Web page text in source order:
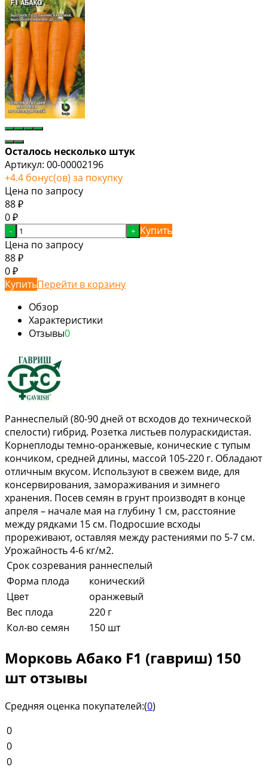
Осталось несколько штук
Артикул: 00-00002196
+4.4 бонус(ов) за покупку
Цена по запросу
88 ₽
0 ₽
- + Купить
Цена по запросу
88 ₽
0 ₽
КупитьПерейти в корзину
Обзор
Характеристики
Отзывы0
Раннеспелый (80-90 дней от всходов до технической
спелости) гибрид. Розетка листьев полураскидистая.
Корнеплоды темно-оранжевые, конические с тупым
кончиком, средней длины, массой 105-220 г. Обладают
отличным вкусом. Используют в свежем виде, для
консервирования, замораживания и зимнего
хранения. Посев семян в грунт производят в конце
апреля – начале мая на глубину 1 см, расстояние
между рядками 15 см. Подросшие всходы
прореживают, оставляя между растениями по 5-7 см.
Урожайность 4-6 кг/м2.
Срок созревания раннеспелый
Форма плода
конический
Цвет
оранжевый
Вес плода
220 г
Кол-во семян
150 шт
Морковь Абако F1 (гавриш) 150
шт отзывы
Средняя оценка покупателей:(0)
0
0
0